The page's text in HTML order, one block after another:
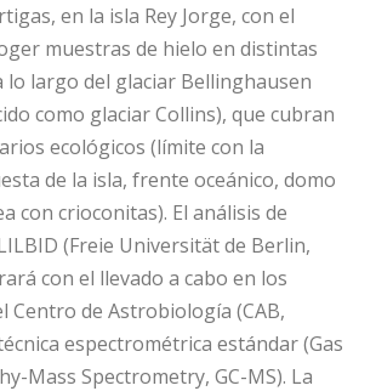
en la isla Rey Jorge, con el
muestras de hielo en distintas
lo largo del glaciar Bellinghausen
como glaciar Collins), que cubran
ecológicos (límite con la
de la isla, frente oceánico, domo
con crioconitas). El análisis de
(Freie Universität de Berlin,
con el llevado a cabo en los
Centro de Astrobiología (CAB,
espectrométrica estándar (Gas
Mass Spectrometry, GC-MS). La